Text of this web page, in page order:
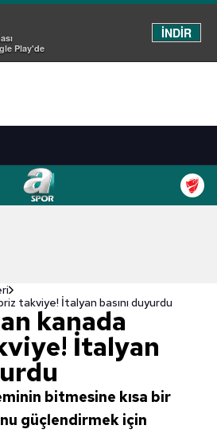
Play'de
İNDİR
takviye! İtalyan basını duyurdu
kanada
İtalyan
bitmesine kısa bir
güçlendirmek için